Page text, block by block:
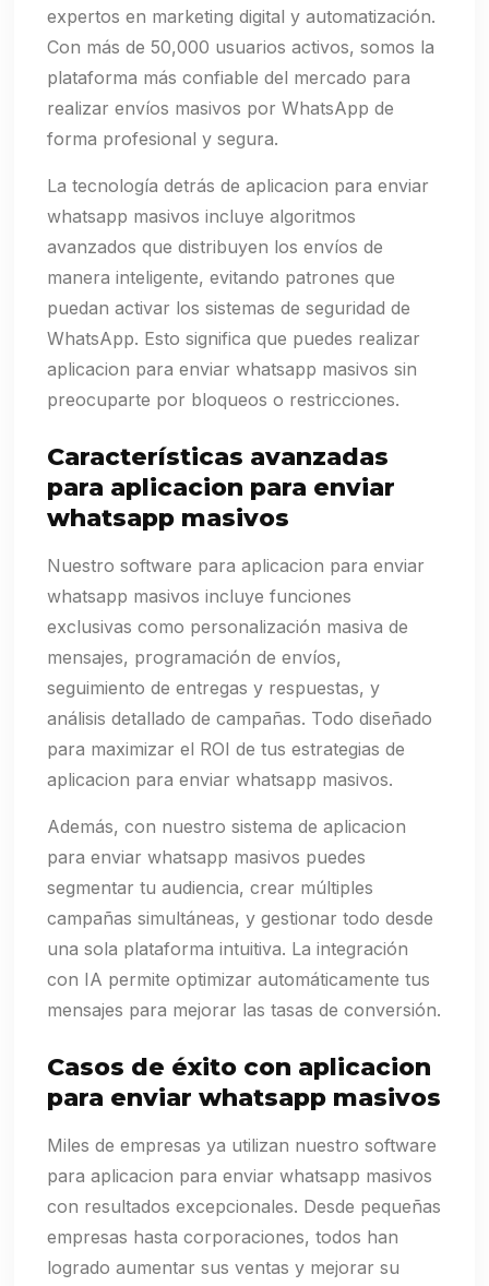
expertos en marketing digital y automatización.
Con más de 50,000 usuarios activos, somos la
plataforma más confiable del mercado para
realizar envíos masivos por WhatsApp de
forma profesional y segura.
La tecnología detrás de aplicacion para enviar
whatsapp masivos incluye algoritmos
avanzados que distribuyen los envíos de
manera inteligente, evitando patrones que
puedan activar los sistemas de seguridad de
WhatsApp. Esto significa que puedes realizar
aplicacion para enviar whatsapp masivos sin
preocuparte por bloqueos o restricciones.
Características avanzadas
para aplicacion para enviar
whatsapp masivos
Nuestro software para aplicacion para enviar
whatsapp masivos incluye funciones
exclusivas como personalización masiva de
mensajes, programación de envíos,
seguimiento de entregas y respuestas, y
análisis detallado de campañas. Todo diseñado
para maximizar el ROI de tus estrategias de
aplicacion para enviar whatsapp masivos.
Además, con nuestro sistema de aplicacion
para enviar whatsapp masivos puedes
segmentar tu audiencia, crear múltiples
campañas simultáneas, y gestionar todo desde
una sola plataforma intuitiva. La integración
con IA permite optimizar automáticamente tus
mensajes para mejorar las tasas de conversión.
Casos de éxito con aplicacion
para enviar whatsapp masivos
Miles de empresas ya utilizan nuestro software
para aplicacion para enviar whatsapp masivos
con resultados excepcionales. Desde pequeñas
empresas hasta corporaciones, todos han
logrado aumentar sus ventas y mejorar su